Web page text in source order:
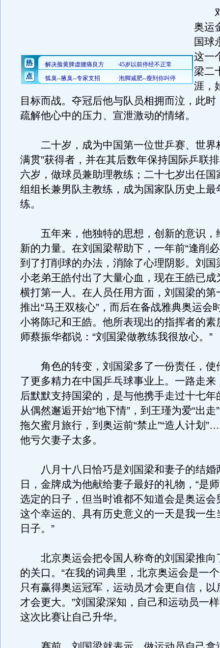
对
奥运
国球
这一
梁二
涯，
目标而战。夺冠后他与队员相拥而泣，此时
疏解他心中的压力、宣泄激动的情绪。
二十岁，成为中国第一位世乒赛、世界
满贯”获得者，并在其后数年保持国际乒联
六岁，做球员兼助理教练；二十七岁出任国
组组长兼男队主教练，成为国家队历史上最
练。
五年来，他独特的思想，创新的意识，
新的力量。在刘国梁帮助下，一年前“逢削
到了打削球的办法，消除了心理阴影。刘国
小老弟王皓付出了大量心血，现在王皓已成
横打第一人。在人员任用方面，刘国梁的第
推出“马王双核心”，而后在备战雅典奥运会
小将陈玘和王皓。他所表现出的指挥者的素
师蔡振华都说：“刘国梁做教练我很放心。”
角色的转变，刘国梁多了一份责任，使
了更多精力在中国乒乓球事业上。一路走来
后默默支持国梁的，是与他携手走过十七年
从偶然邂逅开始“地下情”，到王瑾为爱“出走
拖欠蜜月旅行，到奥运前“禁止”“造人计划
他亏欠妻子太多。
八月十八日恰巧是刘国梁和妻子的结婚
日，金牌成为他献给妻子最好的礼物，“是
选定的日子，但当时谁都不知道会是奥运会
这个幸运的、具有历史意义的一天是我一生
日子。”
北京奥运会把令国人称奇的刘国梁推向
的关口。“在我的词典里，北京奥运会是一
只有赢得奥运冠军，运动员才会更自信，以
才会更大。”刘国梁深知，自己和运动员一
这次比赛让自己升华。